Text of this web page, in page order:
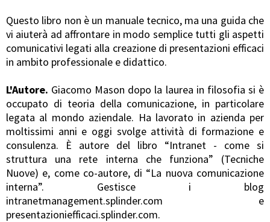
Questo libro non è un manuale tecnico, ma una guida che
vi aiuterà ad affrontare in modo semplice tutti gli aspetti
comunicativi legati alla creazione di presentazioni efficaci
in ambito professionale e didattico.
L'Autore. Giacomo Mason dopo la laurea in filosofia si è
occupato di teoria della comunicazione, in particolare
legata al mondo aziendale. Ha lavorato in azienda per
moltissimi anni e oggi svolge attività di formazione e
consulenza. È autore del libro “Intranet - come si
struttura una rete interna che funziona” (Tecniche
Nuove) e, come co-autore, di “La nuova comunicazione
interna”. Gestisce i blog
intranetmanagement.splinder.com e
presentazioniefficaci.splinder.com.